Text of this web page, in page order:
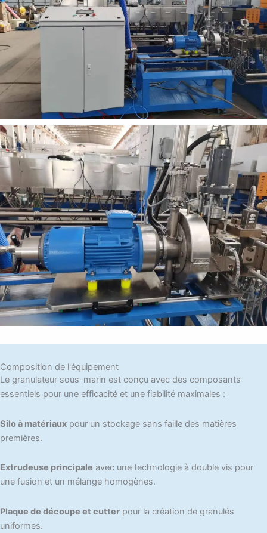
Composition de l'équipement
Le granulateur sous-marin est conçu avec des composants
essentiels pour une efficacité et une fiabilité maximales :
Silo à matériaux pour un stockage sans faille des matières
premières.
Extrudeuse principale avec une technologie à double vis pour
une fusion et un mélange homogènes.
Plaque de découpe et cutter pour la création de granulés
uniformes.